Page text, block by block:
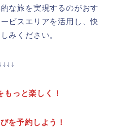
な旅を実現するのがおす
ビスエリアを活用し、快
みください。
もっと楽しく！
を予約しよう！